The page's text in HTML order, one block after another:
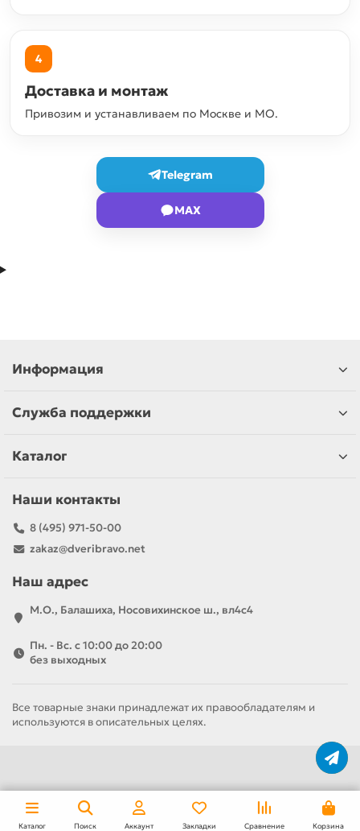
4
Доставка и монтаж
Привозим и устанавливаем по Москве и МО.
Telegram
MAX
Информация
Служба поддержки
Каталог
Наши контакты
8 (495) 971-50-00
zakaz@dveribravo.net
Наш адрес
М.О., Балашиха, Носовихинское ш., вл4с4
Пн. - Вс. с 10:00 до 20:00
без выходных
Все товарные знаки принадлежат их правообладателям и
используются в описательных целях.
Каталог Поиск Аккаунт Закладки Сравнение Корзина